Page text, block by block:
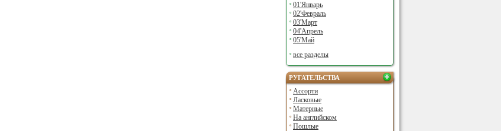
01'Январь
02'Февраль
03'Март
04'Апрель
05'Май
все разделы
РУГАТЕЛЬСТВА
Ассорти
Ласковые
Матерные
На английском
Пошлые